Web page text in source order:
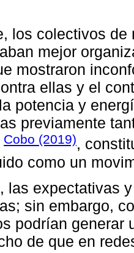
los colectivos
mejor
mostraron
ellas y el
potencia y
previamente
Cobo (2019),
como un
las expectativas
sin embargo,
podrían generar
de que en